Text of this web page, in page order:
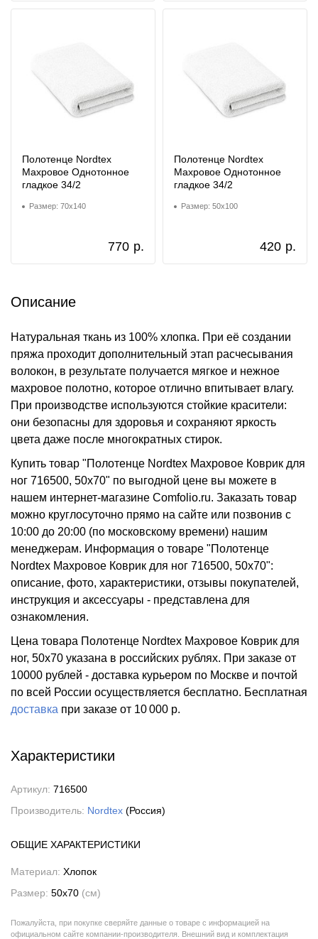
Полотенце Nordtex
Махровое Однотонное
гладкое 34/2
Размер: 70x140
770 р.
Полотенце Nordtex
Махровое Однотонное
гладкое 34/2
Размер: 50x100
420 р.
Описание
Натуральная ткань из 100% хлопка. При её создании
пряжа проходит дополнительный этап расчесывания
волокон, в результате получается мягкое и нежное
махровое полотно, которое отлично впитывает влагу.
При производстве используются стойкие красители:
они безопасны для здоровья и сохраняют яркость
цвета даже после многократных стирок.
Купить товар "Полотенце Nordtex Махровое Коврик для
ног 716500, 50x70" по выгодной цене вы можете в
нашем интернет-магазине Comfolio.ru. Заказать товар
можно круглосуточно прямо на сайте или позвонив с
10:00 до 20:00 (по московскому времени) нашим
менеджерам. Информация о товаре "Полотенце
Nordtex Махровое Коврик для ног 716500, 50x70":
описание, фото, характеристики, отзывы покупателей,
инструкция и аксессуары - представлена для
ознакомления.
Цена товара Полотенце Nordtex Махровое Коврик для
ног, 50x70 указана в российских рублях. При заказе от
10000 рублей - доставка курьером по Москве и почтой
по всей России осуществляется бесплатно. Бесплатная
доставка при заказе от 10 000 р.
Характеристики
Артикул: 716500
Производитель: Nordtex (Россия)
ОБЩИЕ ХАРАКТЕРИСТИКИ
Материал: Хлопок
Размер: 50x70 (см)
Пожалуйста, при покупке сверяйте данные о товаре с информацией на
официальном сайте компании-производителя. Внешний вид и комплектация